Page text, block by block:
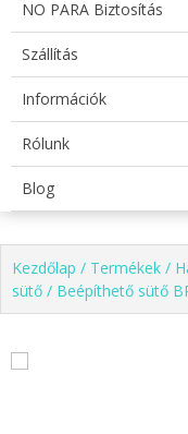
NO PARA Biztosítás
Szállítás
Információk
Rólunk
Blog
Kezdőlap / Termékek /
sütő / Beépíthető sütő